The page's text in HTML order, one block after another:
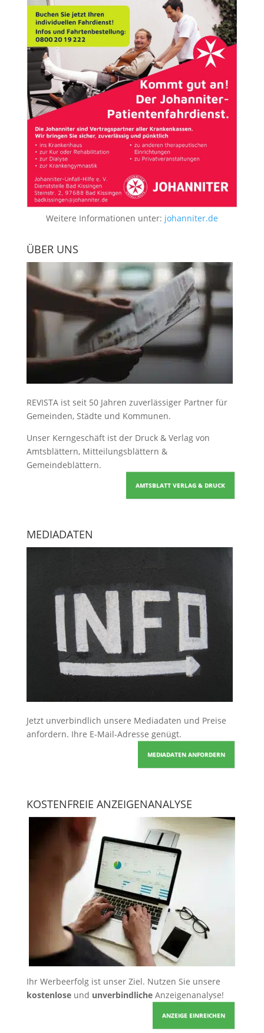
Weitere Informationen unter: johanniter.de
ÜBER UNS
REVISTA ist seit 50 Jahren zuverlässiger Partner für
Gemeinden, Städte und Kommunen.
Unser Kerngeschäft ist der Druck & Verlag von
Amtsblättern, Mitteilungsblättern &
Gemeindeblättern.
AMTSBLATT VERLAG & DRUCK
MEDIADATEN
Jetzt unverbindlich unsere Mediadaten und Preise
anfordern. Ihre E-Mail-Adresse genügt.
MEDIADATEN ANFORDERN
KOSTENFREIE ANZEIGENANALYSE
Ihr Werbeerfolg ist unser Ziel. Nutzen Sie unsere
kostenloseund unverbindlicheAnzeigenanalyse!
ANZEIGE EINREICHEN